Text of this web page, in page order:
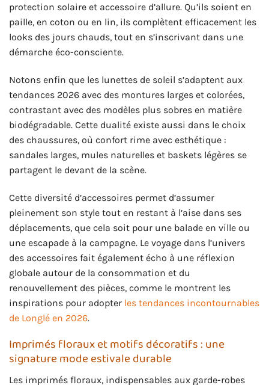
protection solaire et accessoire d’allure. Qu’ils soient en
paille, en coton ou en lin, ils complètent efficacement les
looks des jours chauds, tout en s’inscrivant dans une
démarche éco-consciente.
Notons enfin que les lunettes de soleil s’adaptent aux
tendances 2026 avec des montures larges et colorées,
contrastant avec des modèles plus sobres en matière
biodégradable. Cette dualité existe aussi dans le choix
des chaussures, où confort rime avec esthétique :
sandales larges, mules naturelles et baskets légères se
partagent le devant de la scène.
Cette diversité d’accessoires permet d’assumer
pleinement son style tout en restant à l’aise dans ses
déplacements, que cela soit pour une balade en ville ou
une escapade à la campagne. Le voyage dans l’univers
des accessoires fait également écho à une réflexion
globale autour de la consommation et du
renouvellement des pièces, comme le montrent les
inspirations pour adopter les tendances incontournables
de Longlé en 2026.
Imprimés floraux et motifs décoratifs : une
signature mode estivale durable
Les imprimés floraux, indispensables aux garde-robes